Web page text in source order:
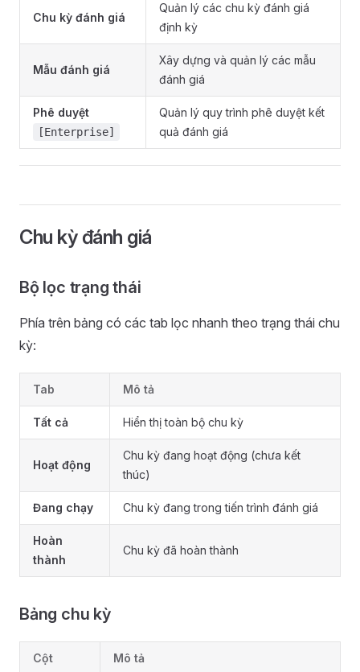
Chu kỳ đánh giá
Quản lý các chu kỳ đánh giá
định kỳ
Mẫu đánh giá
Xây dựng và quản lý các mẫu
đánh giá
Phê duyệt
[Enterprise]
Quản lý quy trình phê duyệt kết
quả đánh giá
Chu kỳ đánh giá
Bộ lọc trạng thái
Phía trên bảng có các tab lọc nhanh theo trạng thái chu
kỳ:
Tab Mô tả
Tất cả Hiển thị toàn bộ chu kỳ
Hoạt động
Chu kỳ đang hoạt động (chưa kết
thúc)
Đang chạy Chu kỳ đang trong tiến trình đánh giá
Hoàn
thành
Chu kỳ đã hoàn thành
Bảng chu kỳ
Cột Mô tả